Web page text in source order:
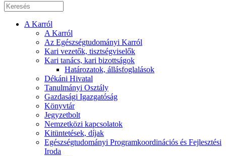
A Karról
A Karról
Az Egészségtudományi Karról
Kari vezetők, tisztségviselők
Kari tanács, kari bizottságok
Határozatok, állásfoglalások
Dékáni Hivatal
Tanulmányi Osztály
Gazdasági Igazgatóság
Könyvtár
Jegyzetbolt
Nemzetközi kapcsolatok
Kitüntetések, díjak
Egészségtudományi Programkoordinációs és Fejlesztési
Iroda